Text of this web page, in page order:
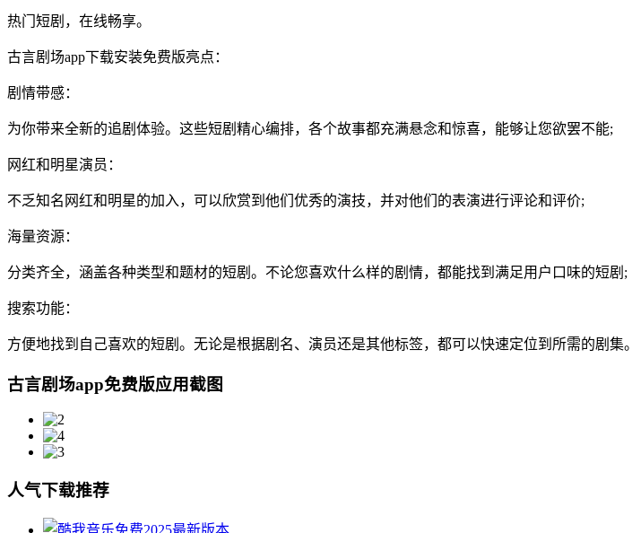
热门短剧，在线畅享。
古言剧场app下载安装免费版亮点：
剧情带感：
为你带来全新的追剧体验。这些短剧精心编排，各个故事都充满悬念和惊喜，能够让您欲罢不能;
网红和明星演员：
不乏知名网红和明星的加入，可以欣赏到他们优秀的演技，并对他们的表演进行评论和评价;
海量资源：
分类齐全，涵盖各种类型和题材的短剧。不论您喜欢什么样的剧情，都能找到满足用户口味的短剧;
搜索功能：
方便地找到自己喜欢的短剧。无论是根据剧名、演员还是其他标签，都可以快速定位到所需的剧集。
古言剧场app免费版应用截图
人气下载推荐